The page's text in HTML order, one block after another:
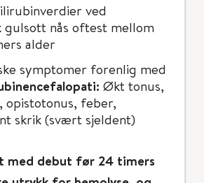
ved
gulsott nås oftest mellom
alder
symptomer forenlig med
Økt tonus,
opistotonus, feber,
skrik (svært sjeldent)
med debut før 24 timers